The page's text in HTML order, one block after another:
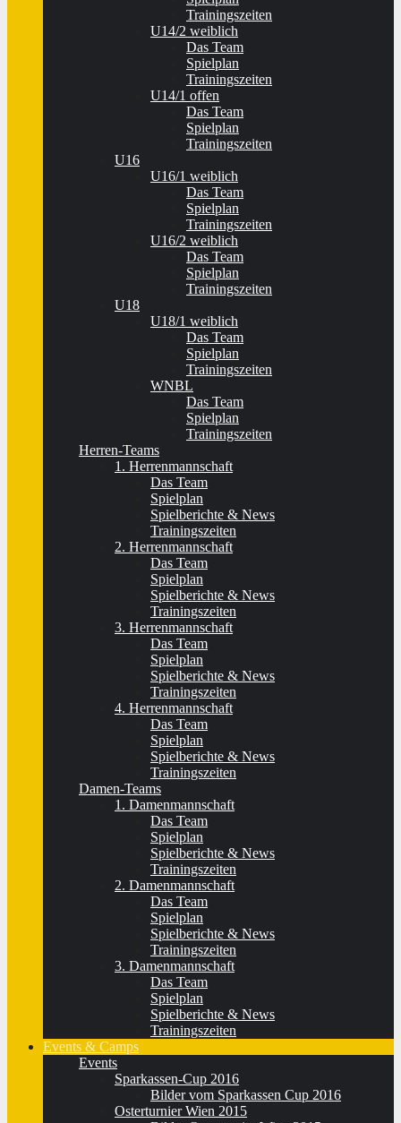
Trainingszeiten
U14/2 weiblich
Das Team
Spielplan
Trainingszeiten
U14/1 offen
Das Team
Spielplan
Trainingszeiten
U16
U16/1 weiblich
Das Team
Spielplan
Trainingszeiten
U16/2 weiblich
Das Team
Spielplan
Trainingszeiten
U18
U18/1 weiblich
Das Team
Spielplan
Trainingszeiten
WNBL
Das Team
Spielplan
Trainingszeiten
Herren-Teams
1. Herrenmannschaft
Das Team
Spielplan
Spielberichte & News
Trainingszeiten
2. Herrenmannschaft
Das Team
Spielplan
Spielberichte & News
Trainingszeiten
3. Herrenmannschaft
Das Team
Spielplan
Spielberichte & News
Trainingszeiten
4. Herrenmannschaft
Das Team
Spielplan
Spielberichte & News
Trainingszeiten
Damen-Teams
1. Damenmannschaft
Das Team
Spielplan
Spielberichte & News
Trainingszeiten
2. Damenmannschaft
Das Team
Spielplan
Spielberichte & News
Trainingszeiten
3. Damenmannschaft
Das Team
Spielplan
Spielberichte & News
Trainingszeiten
Events & Camps
Events
Sparkassen-Cup 2016
Bilder vom Sparkassen Cup 2016
Osterturnier Wien 2015